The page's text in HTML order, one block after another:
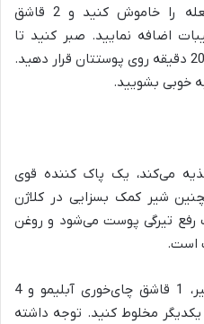
جوی دوسر نرم شود. سپس شعله را خاموش کنید و 2 قاشق
اضافه نمایید. صبر کنید تا
ماسک خنک شود و آن را به مدت 20 دقیقه روی پوستتان قرار دهید.
خوبی بشویید.
می‌کند، یک پاک کننده قوی
شیر کمک بسزایی در کلاژن
رفع تیرگی پوست می‌شود و روغن
است.
برای تهیه این ، نصف پیمانه شیر، 1 قاشق چای‌خوری آبلیمو و 4
مخلوط کنید. توجه داشته